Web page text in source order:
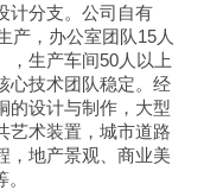
计分支。公司自有
产，办公室团队15人
，生产车间50人以上
心技术团队稳定。经
的设计与制作，大型
艺术装置，城市道路
，地产景观、商业美